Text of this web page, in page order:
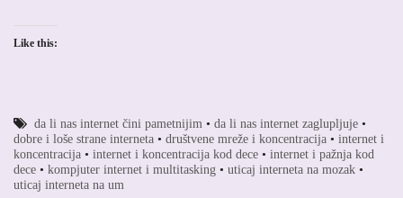
Like this:
da li nas internet čini pametnijim •da li nas internet zaglupljuje •
dobre i loše strane interneta • društvene mreže i koncentracija • internet i
koncentracija • internet i koncentracija kod dece • internet i pažnja kod
dece • kompjuter internet i multitasking • uticaj interneta na mozak •
uticaj interneta na um